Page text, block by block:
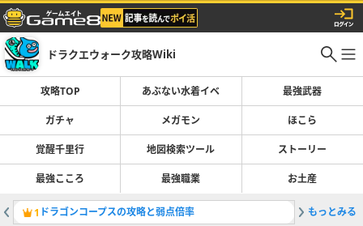
ドラクエウォーク攻略Wiki
攻略TOP あぶない水着イベ 最強武器
ガチャ メガモン ほこら
覚醒千里行 地図検索ツール ストーリー
最強こころ 最強職業 お土産
1 ドラゴンコープスの攻略と弱点倍率 2ガチャ(
もっとみる